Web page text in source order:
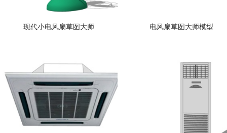
现代小电风扇草图大师 电风扇草图大师模型